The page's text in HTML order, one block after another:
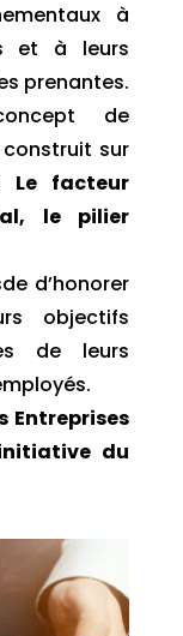
à
et à leurs
prenantes.
de
sur
Le facteur
le pilier
d’honorer
objectifs
de leurs
Entreprises
du